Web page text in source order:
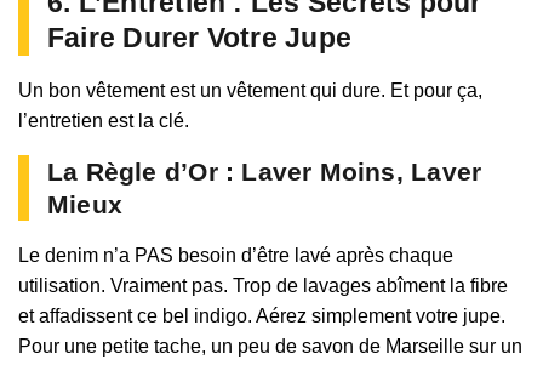
Faire Durer Votre Jupe
Un bon vêtement est un vêtement qui dure. Et pour ça,
l’entretien est la clé.
La Règle d’Or : Laver Moins, Laver
Mieux
Le denim n’a PAS besoin d’être lavé après chaque
utilisation. Vraiment pas. Trop de lavages abîment la fibre
et affadissent ce bel indigo. Aérez simplement votre jupe.
Pour une petite tache, un peu de savon de Marseille sur un